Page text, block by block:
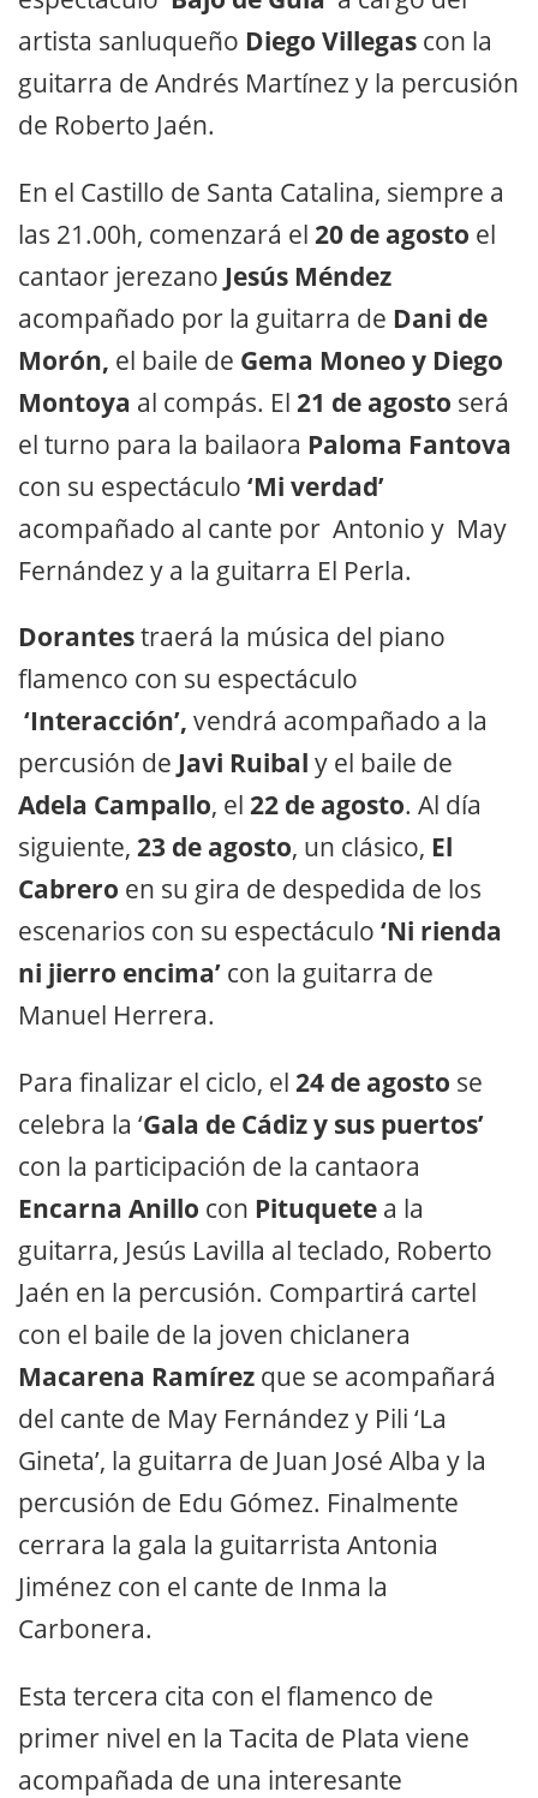
artista sanluqueño Diego Villegas con la
guitarra de Andrés Martínez y la percusión
de Roberto Jaén.
En el Castillo de Santa Catalina, siempre a
las 21.00h, comenzará el 20 de agosto el
cantaor jerezano Jesús Méndez
acompañado por la guitarra de Dani de
Morón, el baile de Gema Moneo y Diego
Montoya al compás. El 21 de agosto será
el turno para la bailaora Paloma Fantova
con su espectáculo ‘Mi verdad’
acompañado al cante por Antonio y May
Fernández y a la guitarra El Perla.
Dorantestraerá la música del piano
flamenco con su espectáculo
‘Interacción’, vendrá acompañado a la
percusión de Javi Ruibal y el baile de
Adela Campallo, el 22 de agosto. Al día
siguiente, 23 de agosto, un clásico, El
Cabrero en su gira de despedida de los
escenarios con su espectáculo ‘Ni rienda
ni jierro encima’ con la guitarra de
Manuel Herrera.
Para finalizar el ciclo, el 24 de agosto se
celebra la ‘Gala de Cádiz y sus puertos’
con la participación de la cantaora
Encarna Anillo con Pituquete a la
guitarra, Jesús Lavilla al teclado, Roberto
Jaén en la percusión. Compartirá cartel
con el baile de la joven chiclanera
Macarena Ramírez que se acompañará
del cante de May Fernández y Pili ‘La
Gineta’, la guitarra de Juan José Alba y la
percusión de Edu Gómez. Finalmente
cerrara la gala la guitarrista Antonia
Jiménez con el cante de Inma la
Carbonera.
Esta tercera cita con el flamenco de
primer nivel en la Tacita de Plata viene
acompañada de una interesante